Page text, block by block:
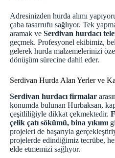
Adresinizden hurda alımı
çaba tasarrufu sağlıyor. Tek
aramak ve Serdivan hurdacı
geçmek. Profesyonel ekibimiz,
gelerek hurda malzemelerinizi
dönüşüm sürecine dahil eder.
Serdivan Hurda Alan Yerler ve
Serdivan hurdacı firmalar
konumda bulunan Hurbaksan,
çeşitliliğiyle dikkat çekmektedir.
çelik çatı sökümü, bina yıkımı
projeleri de başarıyla
projelerde edindiğimiz tecrübe,
elde etmemizi sağlıyor.